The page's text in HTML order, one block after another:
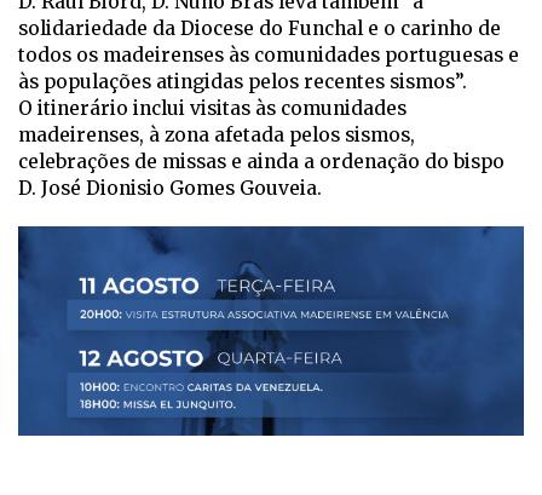
solidariedade da Diocese do Funchal e o carinho de
todos os madeirenses às comunidades portuguesas e
às populações atingidas pelos recentes sismos”.
O itinerário inclui visitas às comunidades
madeirenses, à zona afetada pelos sismos,
celebrações de missas e ainda a ordenação do bispo
D. José Dionisio Gomes Gouveia.